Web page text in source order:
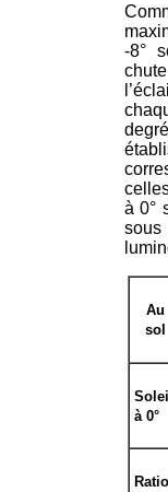
-8°
à 0°
Au
sol
à 0°
Ratio